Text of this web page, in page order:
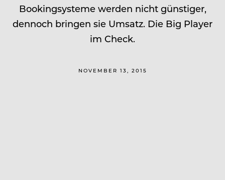
Bookingsysteme werden nicht günstiger,
dennoch bringen sie Umsatz. Die Big Player
im Check.
NOVEMBER 13, 2015